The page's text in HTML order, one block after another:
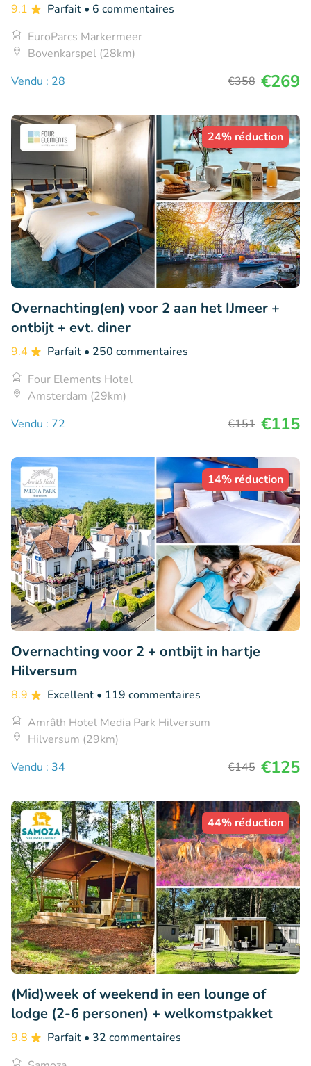
9.1 Parfait • 6 commentaires
EuroParcs Markermeer
Bovenkarspel (28km)
Vendu : 28
€358 €269
24% réduction
Overnachting(en) voor 2 aan het IJmeer +
ontbijt + evt. diner
9.4 Parfait • 250 commentaires
Four Elements Hotel
Amsterdam (29km)
Vendu : 72
€151 €115
14% réduction
Overnachting voor 2 + ontbijt in hartje
Hilversum
8.9 Excellent • 119 commentaires
Amrâth Hotel Media Park Hilversum
Hilversum (29km)
Vendu : 34
€145 €125
44% réduction
(Mid)week of weekend in een lounge of
lodge (2-6 personen) + welkomstpakket
9.8 Parfait • 32 commentaires